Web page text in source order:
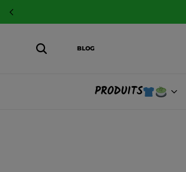
BLOG
PRODUITS